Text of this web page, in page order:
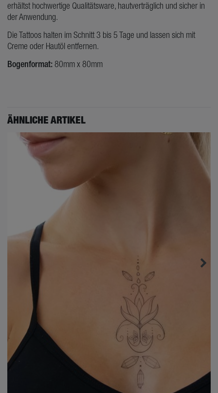
erhältst hochwertige Qualitätsware, hautverträglich und sicher in
der Anwendung.
Die Tattoos halten im Schnitt 3 bis 5 Tage und lassen sich mit
Creme oder Hautöl entfernen.
Bogenformat: 80mm x 80mm
ÄHNLICHE ARTIKEL